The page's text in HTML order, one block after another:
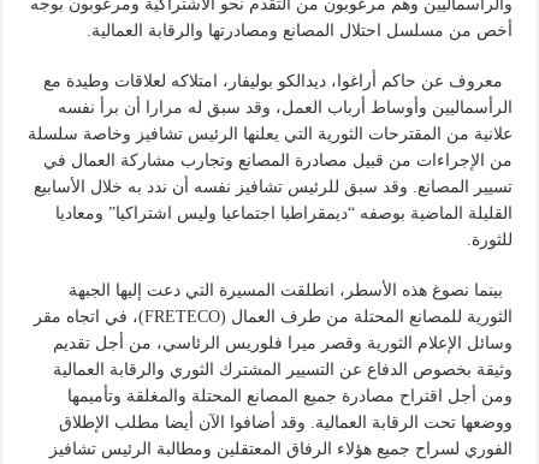
والرأسماليين وهم مرعوبون من التقدم نحو الاشتراكية ومرعوبون بوجه
أخص من مسلسل احتلال المصانع ومصادرتها والرقابة العمالية.
معروف عن حاكم أراغوا، ديدالكو بوليفار، امتلاكه لعلاقات وطيدة مع
الرأسماليين وأوساط أرباب العمل، وقد سبق له مرارا أن برأ نفسه
علانية من المقترحات الثورية التي يعلنها الرئيس تشافيز وخاصة سلسلة
من الإجراءات من قبيل مصادرة المصانع وتجارب مشاركة العمال في
تسيير المصانع. وقد سبق للرئيس تشافيز نفسه أن ندد به خلال الأسابيع
القليلة الماضية بوصفه “ديمقراطيا اجتماعيا وليس اشتراكيا” ومعاديا
للثورة.
بينما نصوغ هذه الأسطر، انطلقت المسيرة التي دعت إليها الجبهة
الثورية للمصانع المحتلة من طرف العمال (FRETECO)، في اتجاه مقر
وسائل الإعلام الثورية وقصر ميرا فلوريس الرئاسي، من أجل تقديم
وثيقة بخصوص الدفاع عن التسيير المشترك الثوري والرقابة العمالية
ومن أجل اقتراح مصادرة جميع المصانع المحتلة والمغلقة وتأميمها
ووضعها تحت الرقابة العمالية. وقد أضافوا الآن أيضا مطلب الإطلاق
الفوري لسراح جميع هؤلاء الرفاق المعتقلين ومطالبة الرئيس تشافيز